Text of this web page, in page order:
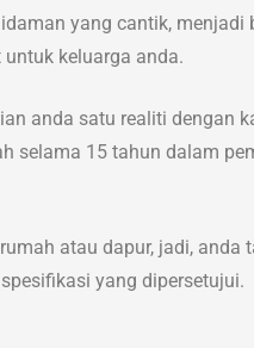
yang cantik, menjadi
keluarga anda.
anda satu realiti dengan
selama 15 tahun dalam
atau dapur, jadi, anda
yang dipersetujui.